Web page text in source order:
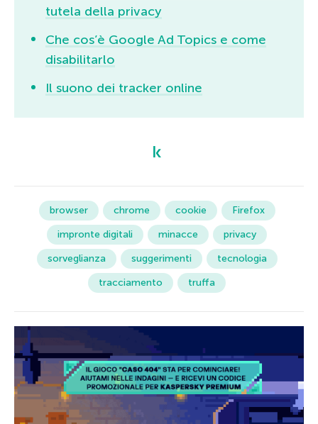
tutela della privacy
Che cos’è Google Ad Topics e come
disabilitarlo
Il suono dei tracker online
browser chrome cookie
Firefox
impronte digitali
minacce
privacy
sorveglianza
suggerimenti
tecnologia
tracciamento
truffa